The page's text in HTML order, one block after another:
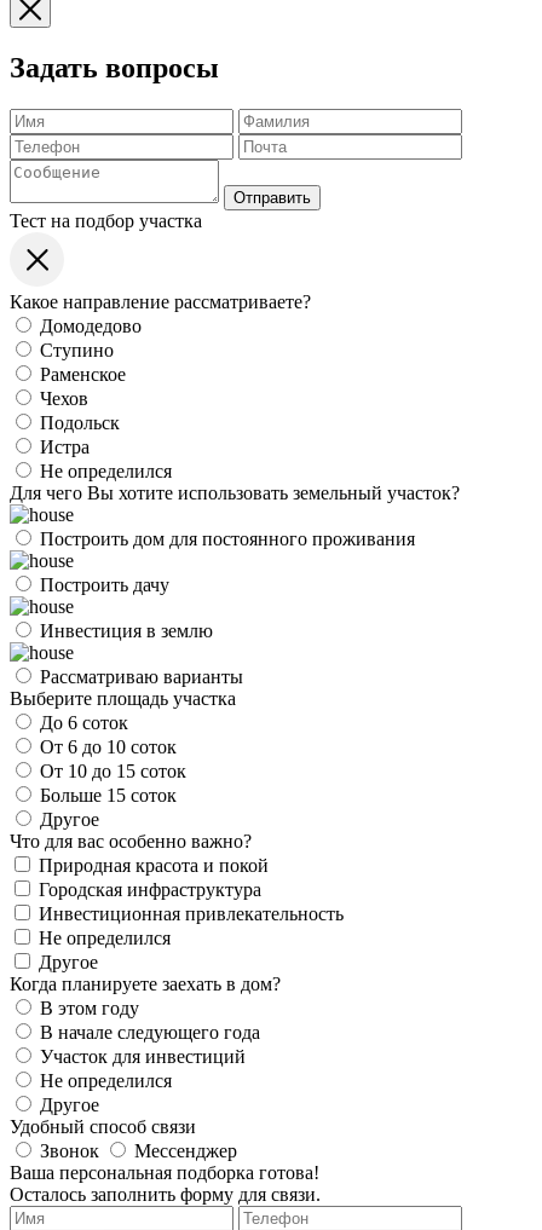
Задать вопросы
Отправить
Тест на подбор участка
Какое направление рассматриваете?
Домодедово
Ступино
Раменское
Чехов
Подольск
Истра
Не определился
Для чего Вы хотите использовать земельный участок?
Построить дом для постоянного проживания
Построить дачу
Инвестиция в землю
Рассматриваю варианты
Выберите площадь участка
До 6 соток
От 6 до 10 соток
От 10 до 15 соток
Больше 15 соток
Другое
Что для вас особенно важно?
Природная красота и покой
Городская инфраструктура
Инвестиционная привлекательность
Не определился
Другое
Когда планируете заехать в дом?
В этом году
В начале следующего года
Участок для инвестиций
Не определился
Другое
Удобный способ связи
Звонок
Мессенджер
Ваша персональная подборка готова!
Осталось заполнить форму для связи.